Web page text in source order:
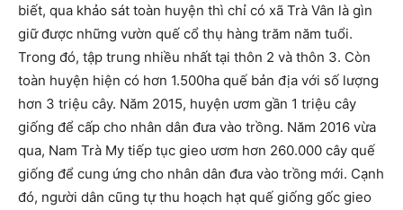
biết, qua khảo sát toàn huyện thì chỉ có xã Trà Vân là gìn
giữ được những vườn quế cổ thụ hàng trăm năm tuổi.
Trong đó, tập trung nhiều nhất tại thôn 2 và thôn 3. Còn
toàn huyện hiện có hơn 1.500ha quế bản địa với số lượng
hơn 3 triệu cây. Năm 2015, huyện ươm gần 1 triệu cây
giống để cấp cho nhân dân đưa vào trồng. Năm 2016 vừa
qua, Nam Trà My tiếp tục gieo ươm hơn 260.000 cây quế
giống để cung ứng cho nhân dân đưa vào trồng mới. Cạnh
đó, người dân cũng tự thu hoạch hạt quế giống gốc gieo